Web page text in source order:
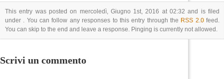
This entry was posted on mercoledì, Giugno 1st, 2016 at 02:32 and is filed
under . You can follow any responses to this entry through the RSS 2.0feed.
You can skip to the end and leave a response. Pinging is currently not allowed.
Scrivi un commento